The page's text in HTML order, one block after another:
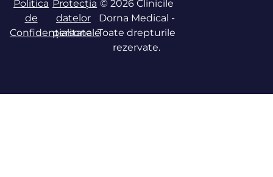
Politica
de
Confidențialitate
Protecția
datelor
personale
© 2026 Clinicile
Dorna Medical -
Toate drepturile
rezervate.